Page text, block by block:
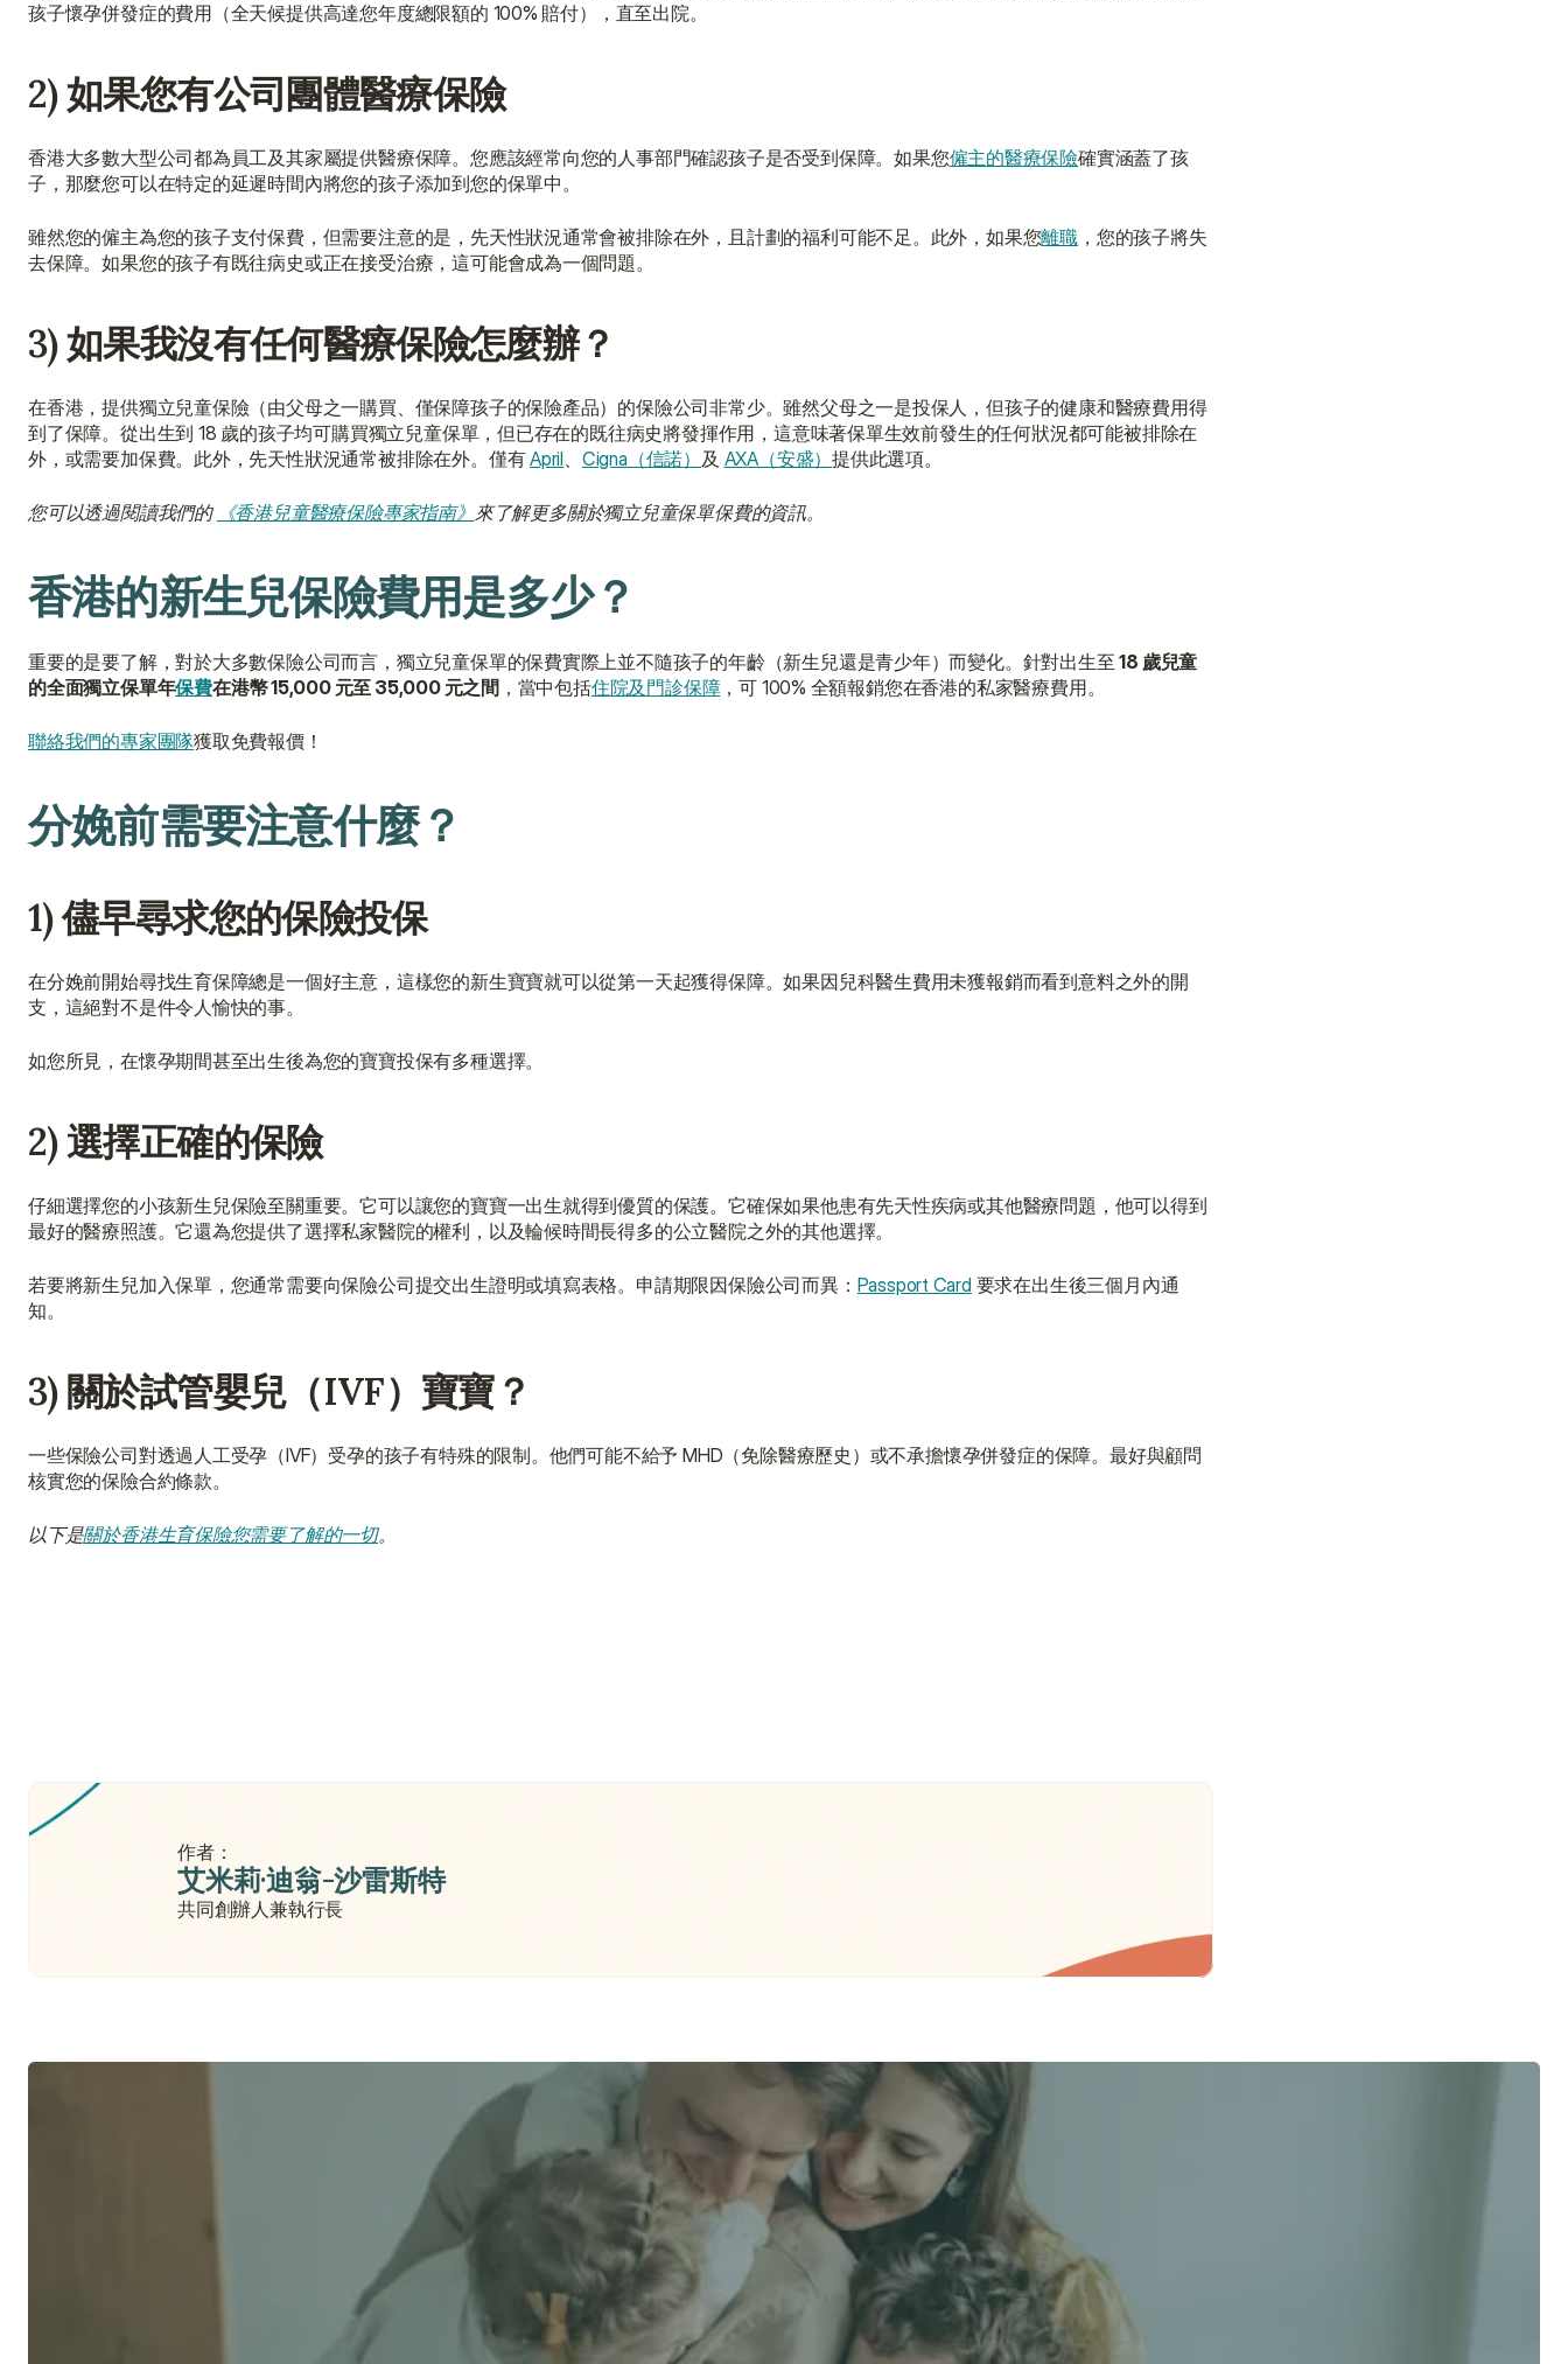
孩子懷孕併發症的費用（全天候提供高達您年度總限額的 100% 賠付），直至出院。
2) 如果您有公司團體醫療保險
香港大多數大型公司都為員工及其家屬提供醫療保障。您應該經常向您的人事部門確認孩子是否受到保障。如果您僱主的醫療保險確實涵蓋了孩
子，那麼您可以在特定的延遲時間內將您的孩子添加到您的保單中。
雖然您的僱主為您的孩子支付保費，但需要注意的是，先天性狀況通常會被排除在外，且計劃的福利可能不足。此外，如果您離職 ，您的孩子將失
去保障。如果您的孩子有既往病史或正在接受治療，這可能會成為一個問題。
3) 如果我沒有任何醫療保險怎麼辦？
在香港，提供獨立兒童保險（由父母之一購買、僅保障孩子的保險產品）的保險公司非常少。雖然父母之一是投保人，但孩子的健康和醫療費用得
到了保障。從出生到 18 歲的孩子均可購買獨立兒童保單，但已存在的既往病史將發揮作用，這意味著保單生效前發生的任何狀況都可能被排除在
外，或需要加保費。此外，先天性狀況通常被排除在外。僅有 April、 Cigna（信諾） 及 AXA（安盛）提供此選項。
您可以透過閱讀我們的 《香港兒童醫療保險專家指南》 來了解更多關於獨立兒童保單保費的資訊。
香港的新生兒保險費用是多少？
重要的是要了解，對於大多數保險公司而言，獨立兒童保單的保費實際上並不隨孩子的年齡（新生兒還是青少年）而變化。針對出生至 18 歲兒童
的全面獨立保單年保費在港幣 15,000 元至 35,000 元之間 ，當中包括住院及門診保障，可 100% 全額報銷您在香港的私家醫療費用。
聯絡我們的專家團隊獲取免費報價！
分娩前需要注意什麼？
1) 儘早尋求您的保險投保
在分娩前開始尋找生育保障總是一個好主意，這樣您的新生寶寶就可以從第一天起獲得保障。如果因兒科醫生費用未獲報銷而看到意料之外的開
支，這絕對不是件令人愉快的事。
如您所見，在懷孕期間甚至出生後為您的寶寶投保有多種選擇。
2) 選擇正確的保險
仔細選擇您的小孩新生兒保險至關重要。它可以讓您的寶寶一出生就得到優質的保護。它確保如果他患有先天性疾病或其他醫療問題，他可以得到
最好的醫療照護。它還為您提供了選擇私家醫院的權利，以及輪候時間長得多的公立醫院之外的其他選擇。
若要將新生兒加入保單，您通常需要向保險公司提交出生證明或填寫表格。申請期限因保險公司而異： Passport Card 要求在出生後三個月內通
知。
3) 關於試管嬰兒（IVF）寶寶？
一些保險公司對透過人工受孕（IVF）受孕的孩子有特殊的限制。他們可能不給予 MHD（免除醫療歷史）或不承擔懷孕併發症的保障。最好與顧問
核實您的保險合約條款。
以下是關於香港生育保險您需要了解的一切。
嬰兒的醫療保險費用是多少？
作者：
艾米莉·迪翁-沙雷斯特
共同創辦人兼執行長
立即獲取獨立客觀建議